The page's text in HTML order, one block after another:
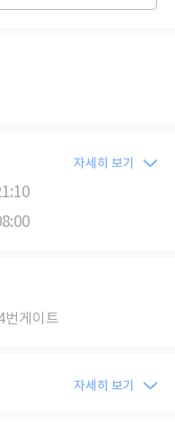
자세히 보기
번게이트
자세히 보기